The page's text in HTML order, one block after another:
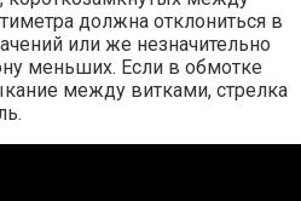
должна отклониться в
или же незначительно
меньших. Если в обмотке
между витками, стрелка